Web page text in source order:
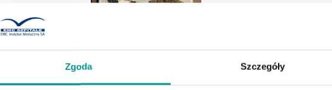
Zgoda Szczegóły
20.05.2025